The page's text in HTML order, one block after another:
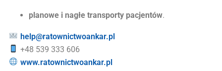
planowe i nagłe transporty pacjentów.
help@ratownictwoankar.pl
+48 539 333 606
www.ratownictwoankar.pl